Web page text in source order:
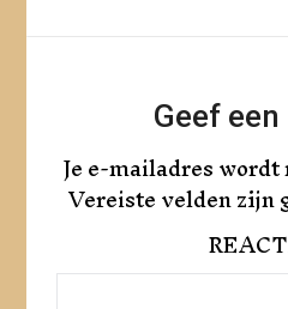
Geef
Je e-mailadres
Vereiste velden zijn